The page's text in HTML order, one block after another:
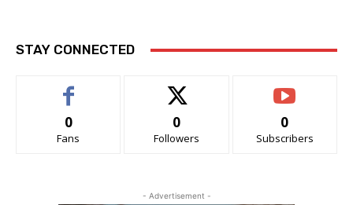
STAY CONNECTED
0
Fans
0
Followers
0
Subscribers
- Advertisement -